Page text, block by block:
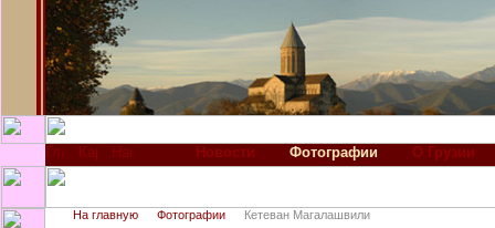
Новости Фотографии О Грузии
На главную Фотографии Кетеван Магалашвили